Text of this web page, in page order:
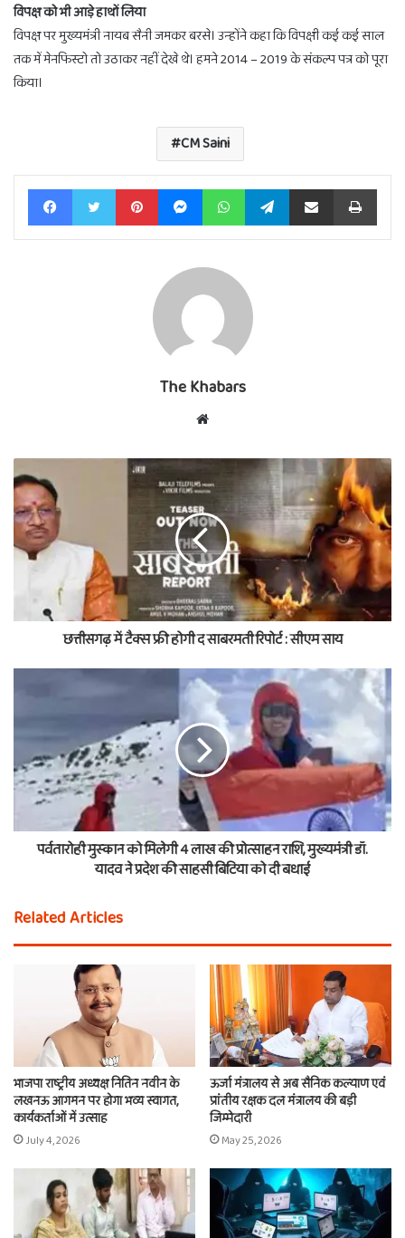
विपक्ष को भी आड़े हाथों लिया
विपक्ष पर मुख्यमंत्री नायब सैनी जमकर बरसे। उन्होंने कहा कि विपक्षी कई कई साल
तक में मेनफिस्टो तो उठाकर नहीं देखे थे। हमने 2014 – 2019 के संकल्प पत्र को पूरा
किया।
CM Saini
FacebookTwitter PinterestMessengerWhatsAppTelegramShare via Email Print
The Khabars
Website
छत्तीसगढ़ में टैक्स फ्री होगी द साबरमती रिपोर्ट : सीएम साय
पर्वतारोही मुस्कान को मिलेगी 4 लाख की प्रोत्साहन राशि, मुख्यमंत्री डॉ.
यादव ने प्रदेश की साहसी बिटिया को दी बधाई
Related Articles
भाजपा राष्ट्रीय अध्यक्ष नितिन नवीन के
लखनऊ आगमन पर होगा भव्य स्वागत,
कार्यकर्ताओं में उत्साह
July 4, 2026
ऊर्जा मंत्रालय से अब सैनिक कल्याण एवं
प्रांतीय रक्षक दल मंत्रालय की बड़ी
जिम्मेदारी
May 25, 2026